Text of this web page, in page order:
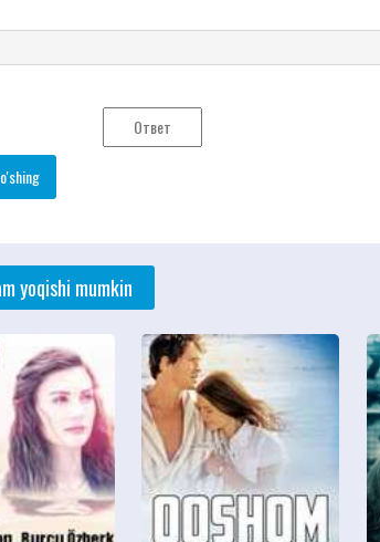
yoqishi mumkin